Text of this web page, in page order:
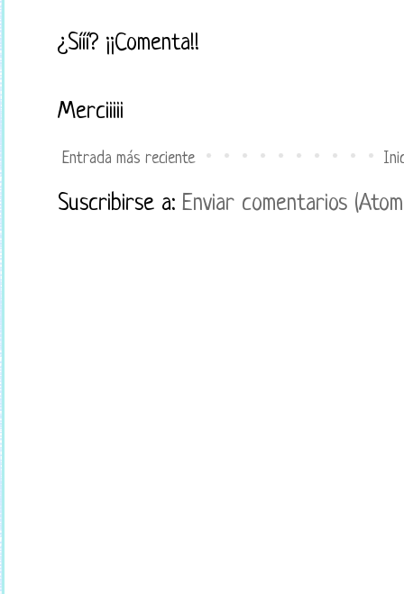
¿Sííí? ¡¡Comenta!!
Merciiiii
Entrada más reciente
Suscribirse a: Enviar comentarios